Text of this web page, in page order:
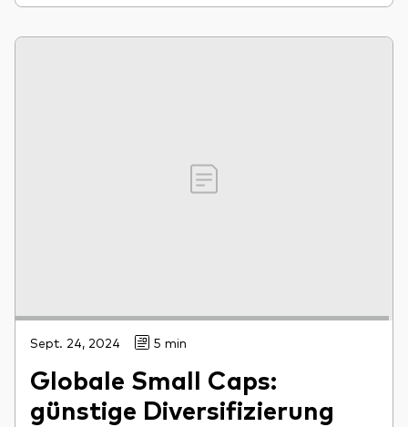
Sept. 24, 2024 5 min
Globale Small Caps:
günstige Diversifizierung